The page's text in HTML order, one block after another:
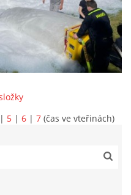
| 5 | 6 | 7 (čas ve vteřinách)